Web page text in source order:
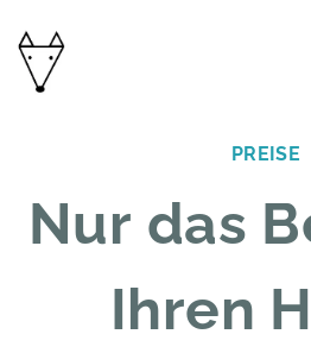
PREISE
Nur das
Ihren